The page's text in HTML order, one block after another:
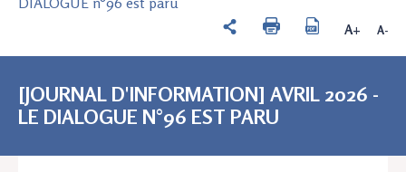
A+ A-
[JOURNAL D'INFORMATION] AVRIL 2026 -
LE DIALOGUE N°96 EST PARU